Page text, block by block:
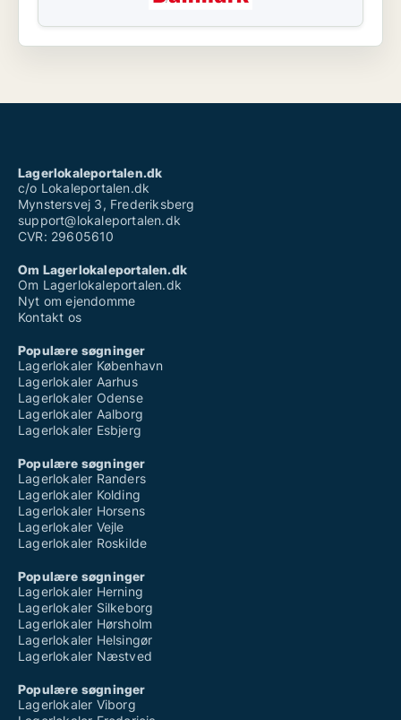
Lagerlokaleportalen.dk
c/o Lokaleportalen.dk
Mynstersvej 3, Frederiksberg
support@lokaleportalen.dk
CVR: 29605610
Om Lagerlokaleportalen.dk
Om Lagerlokaleportalen.dk
Nyt om ejendomme
Kontakt os
Populære søgninger
Lagerlokaler København
Lagerlokaler Aarhus
Lagerlokaler Odense
Lagerlokaler Aalborg
Lagerlokaler Esbjerg
Populære søgninger
Lagerlokaler Randers
Lagerlokaler Kolding
Lagerlokaler Horsens
Lagerlokaler Vejle
Lagerlokaler Roskilde
Populære søgninger
Lagerlokaler Herning
Lagerlokaler Silkeborg
Lagerlokaler Hørsholm
Lagerlokaler Helsingør
Lagerlokaler Næstved
Populære søgninger
Lagerlokaler Viborg